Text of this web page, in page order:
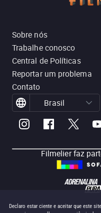
Declaro estar ciente e aceitar que este
Sobre nós
Trabalhe conosco
Central de Políticas
Reportar um problema
Contato
Brasil
Filmelier faz